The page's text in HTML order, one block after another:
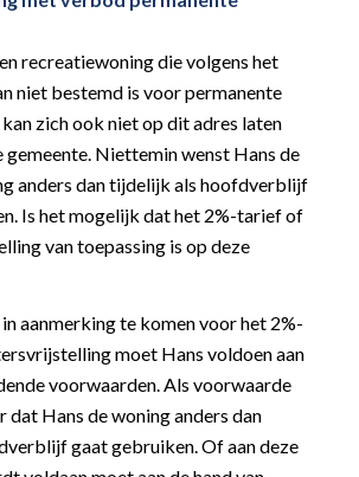
recreatiewoning die volgens het
niet bestemd is voor permanente
zich ook niet op dit adres laten
gemeente. Niettemin wenst Hans de
anders dan tijdelijk als hoofdverblijf
Is het mogelijk dat het 2%-tarief of
van toepassing is op deze
aanmerking te komen voor het 2%-
moet Hans voldoen aan
voorwaarden. Als voorwaarde
dat Hans de woning anders dan
gaat gebruiken. Of aan deze